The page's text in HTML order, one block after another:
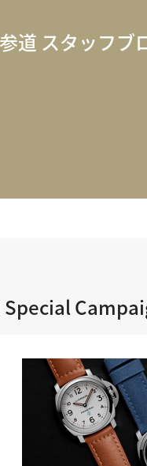
ッチ
ブライトリング ブティ
道 スタッフブ
Special